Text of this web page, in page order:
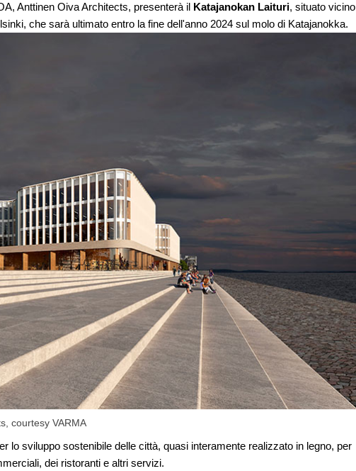
Anttinen Oiva Architects, presenterà il Katajanokan Laituri, situato vicino
che sarà ultimato entro la fine dell'anno 2024 sul molo di Katajanokka.
courtesy VARMA
lo sviluppo sostenibile delle città, quasi interamente realizzato in legno, per
dei ristoranti e altri servizi.